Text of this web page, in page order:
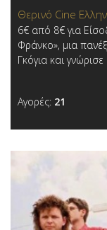
Θερινό Cine
6€ από 8€ για
Φράνκο», μια
Γκόγια και
Αγορές: 21